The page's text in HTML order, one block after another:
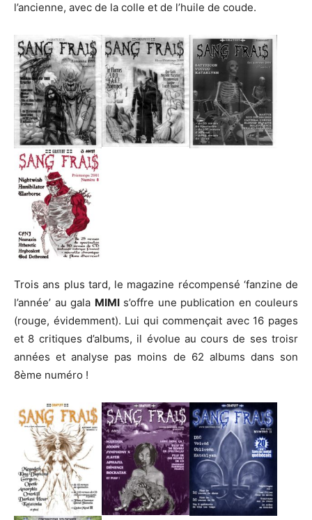
l’ancienne, avec de la colle et de l’huile de coude.
Trois ans plus tard, le magazine récompensé ‘fanzine de
l’année’ au gala MIMIs’offre une publication en couleurs
(rouge, évidemment). Lui qui commençait avec 16 pages
et 8 critiques d’albums, il évolue au cours de ses troisr
années et analyse pas moins de 62 albums dans son
8ème numéro !